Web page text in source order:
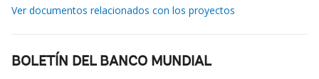
Ver documentos relacionados con los proyectos
BOLETÍN DEL BANCO MUNDIAL